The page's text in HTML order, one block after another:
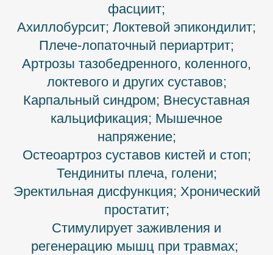
фасциит;
Ахиллобурсит; Локтевой эпикондилит;
Плече-лопаточный периартрит;
Артрозы тазобедренного, коленного,
локтевого и других суставов;
Карпальный синдром; Внесуставная
кальцификация; Мышечное
напряжение;
Остеоартроз суставов кистей и стоп;
Тендиниты плеча, голени;
Эректильная дисфункция; Хронический
простатит;
Стимулирует заживления и
регенерацию мышц при травмах;